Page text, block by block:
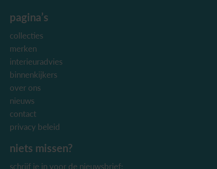
pagina’s
collecties
merken
interieuradvies
binnenkijkers
over ons
nieuws
contact
privacy beleid
niets missen?
schrijf je in voor de nieuwsbrief: